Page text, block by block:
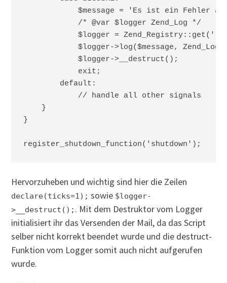
$message = 'Es ist ein Fehler
            /* @var $logger Zend_Log */
$logger =
$logger->log($message,
            $logger->__destruct();
            exit;
        default:
            // handle all other signals
    }
}
Hervorzuheben und wichtig sind hier die Zeilen
declare(ticks=1); sowie $logger-
>__destruct(); . Mit dem Destruktor vom Logger
initialisiert ihr das Versenden der Mail, da das Script
selber nicht korrekt beendet wurde und die destruct-
Funktion vom Logger somit auch nicht aufgerufen
wurde.